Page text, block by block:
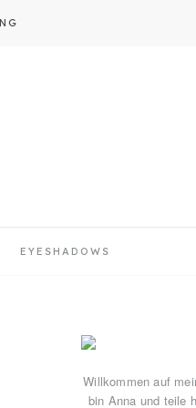
EYESHADOWS
Primary
Sidebar
Willkommen auf
bin Anna und teile